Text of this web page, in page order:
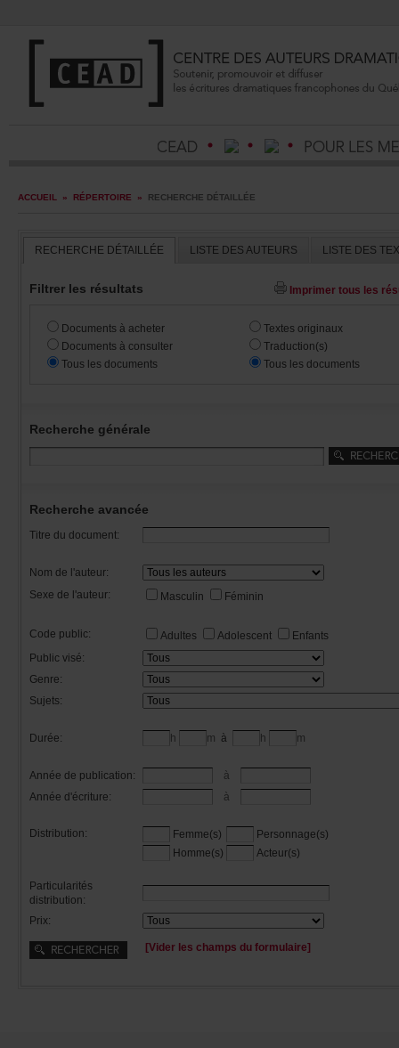
ACCUEIL » RÉPERTOIRE » RECHERCHEDÉTAILLÉE
RECHERCHEDÉTAILLÉE LISTEDESAUTEURS
Filtrerlesrésultats
Documentsàacheter
Documentsàconsulter
Touslesdocuments
Textesoriginaux
Traduction(s)
Touslesdocuments
Recherchegénérale
Rechercheavancée
Titredudocument:
Nomdel'auteur:
Sexedel'auteur:
Masculin Féminin
Codepublic: Adultes Adolescent
Enfants
Publicvisé:
Genre:
Sujets:
Durée: h m à h m
Annéedepublication:
à
Annéed'écriture:
à
Distribution: Femme(s)
Personnage(s)
Homme(s)
Acteur(s)
Particularités
distribution:
Prix:
[Viderleschampsduformulaire]